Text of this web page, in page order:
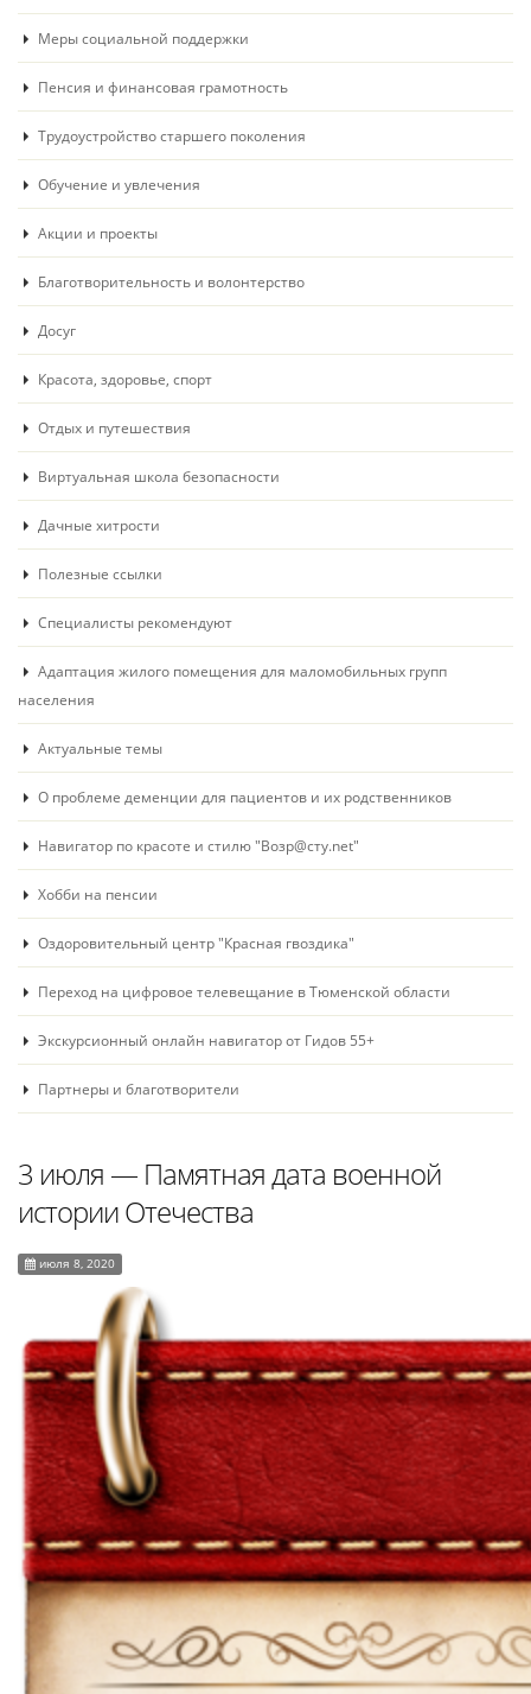
Меры социальной поддержки
Пенсия и финансовая грамотность
Трудоустройство старшего поколения
Обучение и увлечения
Акции и проекты
Благотворительность и волонтерство
Досуг
Красота, здоровье, спорт
Отдых и путешествия
Виртуальная школа безопасности
Дачные хитрости
Полезные ссылки
Специалисты рекомендуют
Адаптация жилого помещения для маломобильных групп
населения
Актуальные темы
О проблеме деменции для пациентов и их родственников
Навигатор по красоте и стилю "Возр@сту.net"
Хобби на пенсии
Оздоровительный центр "Красная гвоздика"
Переход на цифровое телевещание в Тюменской области
Экскурсионный онлайн навигатор от Гидов 55+
Партнеры и благотворители
3 июля ― Памятная дата военной
истории Отечества
июля 8, 2020